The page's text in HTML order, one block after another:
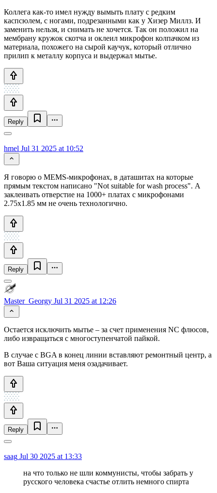
Коллега как-то имел нужду вымыть плату с редким
каспсюлем, с ногами, подрезанными как у Хизер Миллз. И
заменить нельзя, и снимать не хочется. Так он положил на
мембрану кружок скотча и оклеил микрофон колпачком из
материала, похожего на сырой каучук, который отлично
прилип к металлу корпуса и выдержал мытье.
Reply
hmel Jul 31 2025 at 10:52
Я говорю о MEMS-микрофонах, в даташитах на которые
прямым текстом написано "Not suitable for wash process". А
заклеивать отверстие на 1000+ платах с микрофонами
2.75х1.85 мм не очень технологично.
Reply
Master_Georgy Jul 31 2025 at 12:26
Остается исключить мытье – за счет применения NC флюсов,
либо извращаться с многоступенчатой пайкой.
В случае с BGA в конец линии вставляют ремонтный центр, а
вот Ваша ситуация меня озадачивает.
Reply
saag Jul 30 2025 at 13:33
на что только не шли коммунисты, чтобы забрать у
русского человека счастье отлить немного спирта